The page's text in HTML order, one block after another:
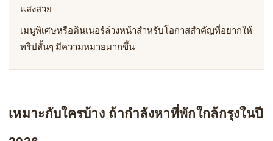
แสงสวย
เมนูพิเศษหรือดินเนอร์ล่วงหน้าสำหรับโอกาสสำคัญที่อยากให้
ทริปสั้นๆ มีความหมายมากขึ้น
เหมาะกับใครบ้าง ถ้ากำลังหาที่พักใกล้กรุงในปี